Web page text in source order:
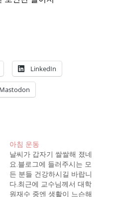
LinkedIn
Mastodon
아침 운동
날씨가 갑자기 쌀쌀해 졌네
요.블로그에 들러주시는 모
든 분들 건강하시길 바랍니
다.최근에 교수님께서 대학
원재수 중엔 생활이 느슨해